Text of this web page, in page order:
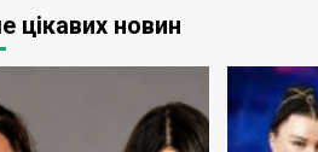
цікавих новин